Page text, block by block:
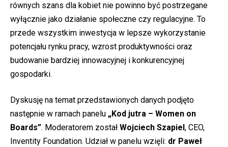
równych szans dla kobiet nie powinno być postrzegane
wyłącznie jako działanie społeczne czy regulacyjne. To
przede wszystkim inwestycja w lepsze wykorzystanie
potencjału rynku pracy, wzrost produktywności oraz
budowanie bardziej innowacyjnej i konkurencyjnej
gospodarki.
Dyskusję na temat przedstawionych danych podjęto
następnie w ramach panelu „Kod jutra – Women on
Boards”. Moderatorem został Wojciech Szapiel , CEO,
Inventity Foundation. Udział w panelu wzięli: dr Paweł